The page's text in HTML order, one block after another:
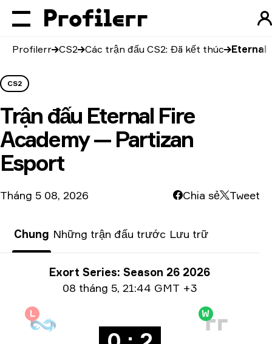
Profilerr CS2 Các trận đấu CS2: Đã kết thúc Eternal
CS2
Trận đấu Eternal Fire
Academy — Partizan
Esport
Tháng 5 08, 2026 Chia sẻ Tweet
Chung Những trận đấu trước Lưu trữ
Thông tin giải đấuExort Series: Season 26 2026
Thông tin ngày08 tháng 5, 21:44 GMT +3
L W